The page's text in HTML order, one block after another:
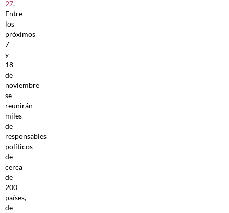
27.
Entre
los
próximos
7
y
18
de
noviembre
se
reunirán
miles
de
responsables
políticos
de
cerca
de
200
países,
de